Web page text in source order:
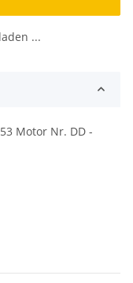
...
Motor Nr. DD -